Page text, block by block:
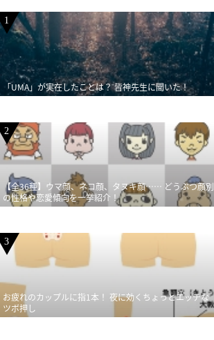
1
「UMA」が実在したことは？ 皆神先生に聞いた！
2
【全36種】ウマ顔、ネコ顔、タヌキ顔…… どうぶつ顔別
の性格や恋愛傾向を一挙紹介！
3
お疲れのカップルに指1本！ 夜に効くちょっとエッチな
ツボ押し